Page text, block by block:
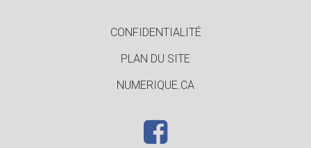
CONFIDENTIALITÉ
PLAN DU SITE
NUMERIQUE.CA